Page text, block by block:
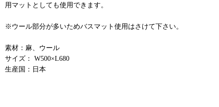
用マットとしても使用できます。
※ウール部分が多いためバスマット使用はさけて下さい。
素材：麻、ウール
サイズ： W500×L680
生産国：日本